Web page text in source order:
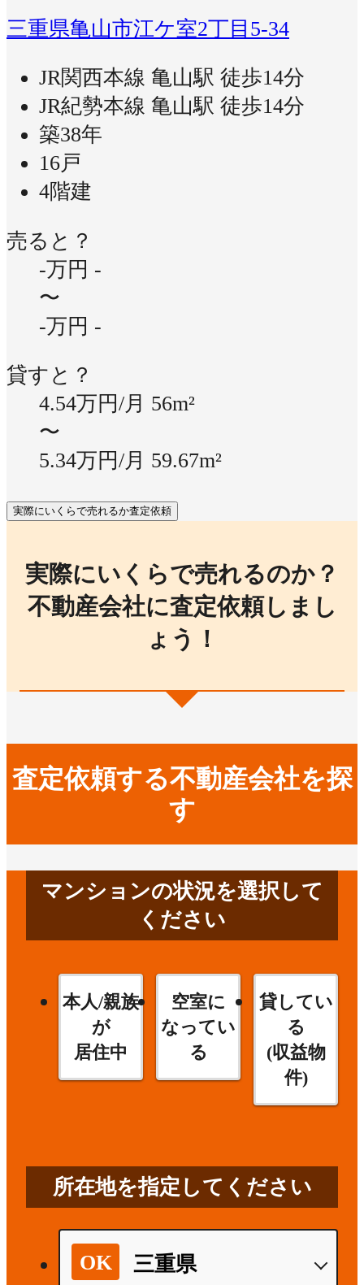
三重県亀山市江ケ室2丁目5-34
JR関西本線 亀山駅 徒歩14分
JR紀勢本線 亀山駅 徒歩14分
築38年
16戸
4階建
売ると？
-万円 -
〜
-万円 -
貸すと？
4.54万円/月 56m²
〜
5.34万円/月 59.67m²
実際にいくらで売れるか査定依頼
実際にいくらで売れるのか？
不動産会社に査定依頼しまし
ょう！
査定依頼する不動産会社を探
す
マンションの状況を選択して
ください
本人/親族
が
居住中
空室に
なってい
る
貸してい
る
(収益物
件)
所在地を指定してください